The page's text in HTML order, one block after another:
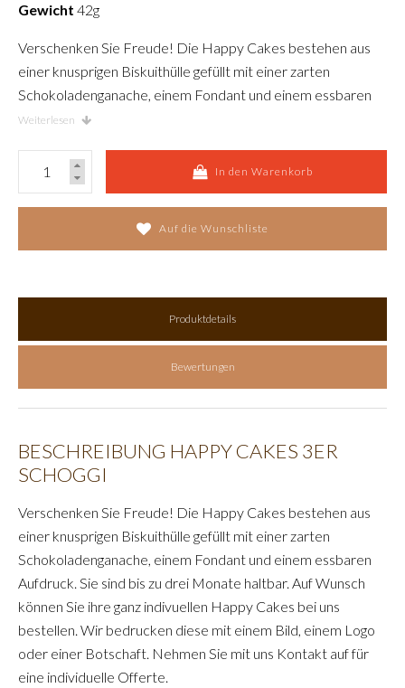
Gewicht 42g
Verschenken Sie Freude! Die Happy Cakes bestehen aus
einer knusprigen Biskuithülle gefüllt mit einer zarten
Schokoladenganache, einem Fondant und einem essbaren
Aufdruck. Sie sind bis zu drei Monate haltbar. Auf Wunsch
bestellen. Wir bedrucken diese mit einem Bild, einem Logo
oder einer Botschaft. Nehmen Sie mit uns Kontakt auf für
eine individuelle Offerte.
Weiterlesen
In den Warenkorb
Auf die Wunschliste
Produktdetails
Bewertungen
BESCHREIBUNG HAPPY CAKES 3ER
SCHOGGI
Verschenken Sie Freude! Die Happy Cakes bestehen aus
einer knusprigen Biskuithülle gefüllt mit einer zarten
Schokoladenganache, einem Fondant und einem essbaren
Aufdruck. Sie sind bis zu drei Monate haltbar. Auf Wunsch
können Sie ihre ganz indivuellen Happy Cakes bei uns
bestellen. Wir bedrucken diese mit einem Bild, einem Logo
oder einer Botschaft. Nehmen Sie mit uns Kontakt auf für
eine individuelle Offerte.